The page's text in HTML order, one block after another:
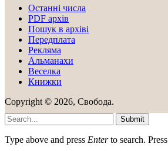
Останні числа
PDF архів
Пошук в архіві
Передплата
Рекляма
Альманахи
Веселка
Книжки
Copyright © 2026, Свобода.
Submit
Type above and press Enterto search. Press